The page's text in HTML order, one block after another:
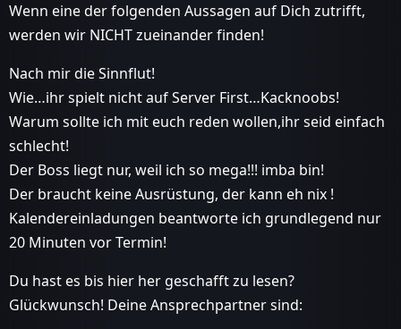
Wenn eine der folgenden Aussagen auf Dich zutrifft,
werden wir NICHT zueinander finden!
Nach mir die Sinnflut!
Wie…ihr spielt nicht auf Server First…Kacknoobs!
Warum sollte ich mit euch reden wollen,ihr seid einfach
schlecht!
Der Boss liegt nur, weil ich so mega!!! imba bin!
Der braucht keine Ausrüstung, der kann eh nix !
Kalendereinladungen beantworte ich grundlegend nur
20 Minuten vor Termin!
Du hast es bis hier her geschafft zu lesen?
Glückwunsch! Deine Ansprechpartner sind: